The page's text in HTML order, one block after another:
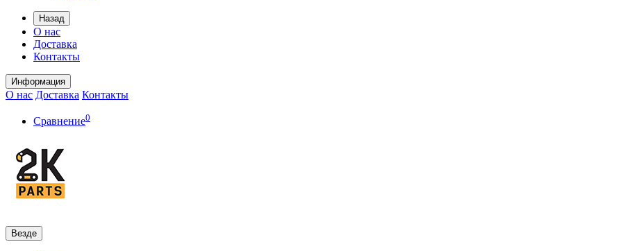
Назад
О нас
Доставка
Контакты
Информация
О нас Доставка Контакты
Сравнение0
Везде